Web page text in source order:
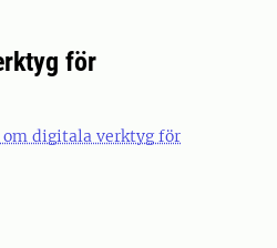
för
om digitala verktyg för